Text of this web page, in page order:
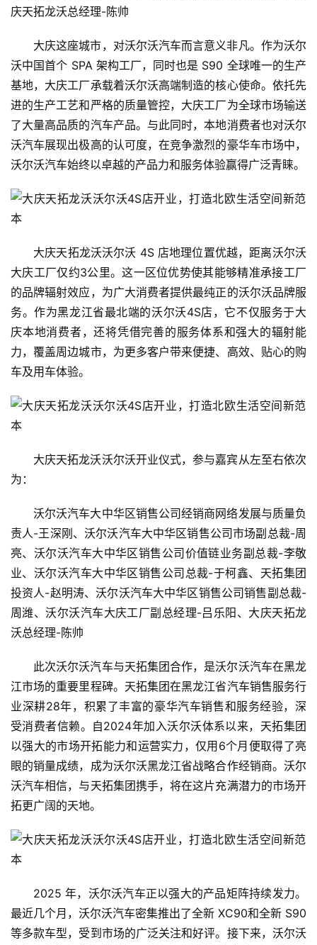
庆天拓龙沃总经理-陈帅
大庆这座城市，对沃尔沃汽车而言意义非凡。作为沃尔
沃中国首个 SPA 架构工厂，同时也是 S90 全球唯一的生产
基地，大庆工厂承载着沃尔沃高端制造的核心使命。依托先
进的生产工艺和严格的质量管控，大庆工厂为全球市场输送
了大量高品质的汽车产品。与此同时，本地消费者也对沃尔
沃汽车展现出极高的认可度，在竞争激烈的豪华车市场中，
沃尔沃汽车始终以卓越的产品力和服务体验赢得广泛青睐。
大庆天拓龙沃沃尔沃 4S 店地理位置优越，距离沃尔沃
大庆工厂仅约3公里。这一区位优势使其能够精准承接工厂
的品牌辐射效应，为广大消费者提供最纯正的沃尔沃品牌服
务。作为黑龙江省最北端的沃尔沃4S店，它不仅服务于大
庆本地消费者，还将凭借完善的服务体系和强大的辐射能
力，覆盖周边城市，为更多客户带来便捷、高效、贴心的购
车及用车体验。
大庆天拓龙沃沃尔沃开业仪式，参与嘉宾从左至右依次
为：
沃尔沃汽车大中华区销售公司经销商网络发展与质量负
责人-王深刚、沃尔沃汽车大中华区销售公司市场副总裁-周
亮、沃尔沃汽车大中华区销售公司价值链业务副总裁-李敬
业、沃尔沃汽车大中华区销售公司总裁-于柯鑫、天拓集团
投资人-赵明涛、沃尔沃汽车大中华区销售公司销售副总裁-
周潍、沃尔沃汽车大庆工厂副总经理-吕乐阳、大庆天拓龙
沃总经理-陈帅
此次沃尔沃汽车与天拓集团合作，是沃尔沃汽车在黑龙
江市场的重要里程碑。天拓集团在黑龙江省汽车销售服务行
业深耕28年，积累了丰富的豪华汽车销售和服务经验，深
受消费者信赖。自2024年加入沃尔沃体系以来，天拓集团
以强大的市场开拓能力和运营实力，仅用6个月便取得了亮
眼的销量成绩，成为沃尔沃黑龙江省战略合作经销商。沃尔
沃汽车相信，与天拓集团携手，将在这片充满潜力的市场开
拓更广阔的天地。
2025 年，沃尔沃汽车正以强大的产品矩阵持续发力。
最近几个月，沃尔沃汽车密集推出了全新 XC90和全新 S90
等多款车型，受到市场的广泛关注和好评。接下来，沃尔沃